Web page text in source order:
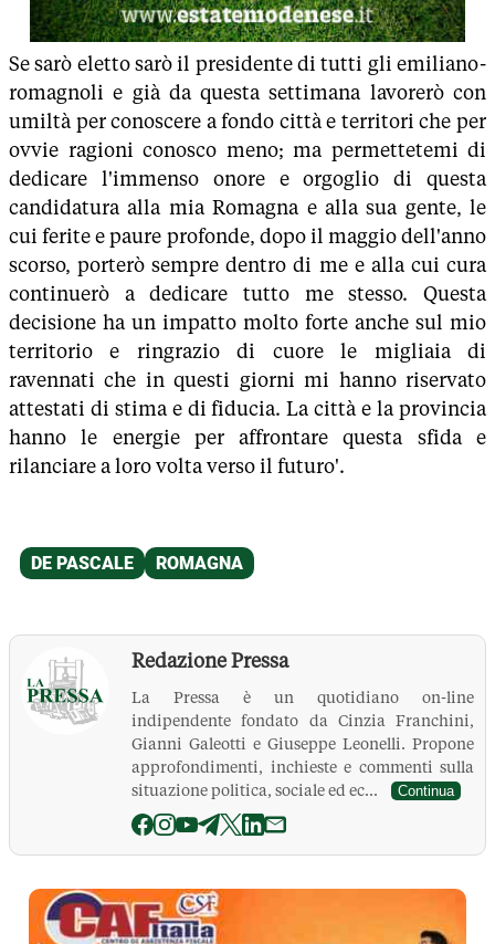
Se sarò eletto sarò il presidente di tutti gli emiliano-
romagnoli e già da questa settimana lavorerò con
umiltà per conoscere a fondo città e territori che per
ovvie ragioni conosco meno; ma permettetemi di
dedicare l'immenso onore e orgoglio di questa
candidatura alla mia Romagna e alla sua gente, le
cui ferite e paure profonde, dopo il maggio dell'anno
scorso, porterò sempre dentro di me e alla cui cura
continuerò a dedicare tutto me stesso. Questa
decisione ha un impatto molto forte anche sul mio
territorio e ringrazio di cuore le migliaia di
ravennati che in questi giorni mi hanno riservato
attestati di stima e di fiducia. La città e la provincia
hanno le energie per affrontare questa sfida e
rilanciare a loro volta verso il futuro'.
Redazione Pressa
La Pressa è un quotidiano on-line
indipendente fondato da Cinzia Franchini,
Gianni Galeotti e Giuseppe Leonelli. Propone
approfondimenti, inchieste e commenti sulla
situazione politica, sociale ed ec...
Continua
La Pressa